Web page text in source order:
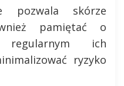
pozwala skórze
pamiętać o
ich
ryzyko